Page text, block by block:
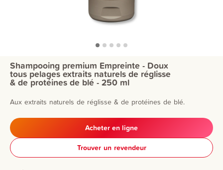
Shampooing premium Empreinte - Doux
tous pelages extraits naturels de réglisse
& de protéines de blé - 250 ml
Aux extraits naturels de réglisse & de protéines de blé.
Acheter en ligne
Trouver un revendeur